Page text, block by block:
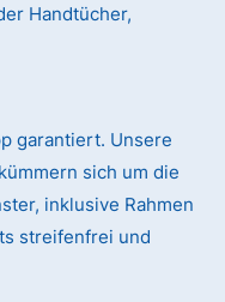
Handtücher,
garantiert. Unsere
sich um die
inklusive Rahmen
streifenfrei und